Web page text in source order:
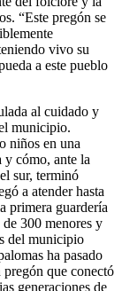
“Este pregón se
vivo su
a este pueblo
al cuidado y
municipio.
niños en una
y cómo, ante la
sur, terminó
a atender hasta
primera guardería
300 menores y
del municipio
ha pasado
que conectó
generaciones de